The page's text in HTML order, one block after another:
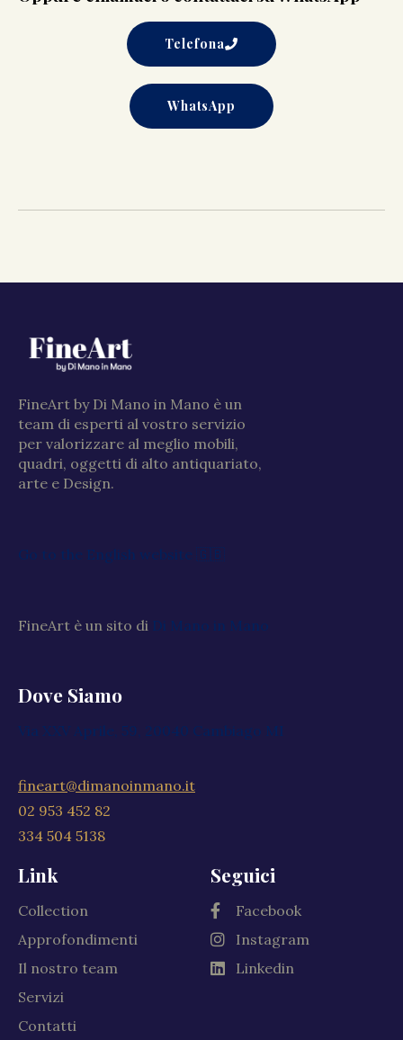
Telefona
WhatsApp
FineArt by Di Mano in Mano è un
team di esperti al vostro servizio
per valorizzare al meglio mobili,
quadri, oggetti di alto antiquariato,
arte e Design.
Go to the English website 🇬🇧
FineArt è un sito di Di Mano in Mano
Dove Siamo
Via XXV Aprile, 59, 20040 Cambiago MI
fineart@dimanoinmano.it
02 953 452 82
334 504 5138
Link
Collection
Approfondimenti
Il nostro team
Servizi
Contatti
Seguici
Facebook
Instagram
Linkedin